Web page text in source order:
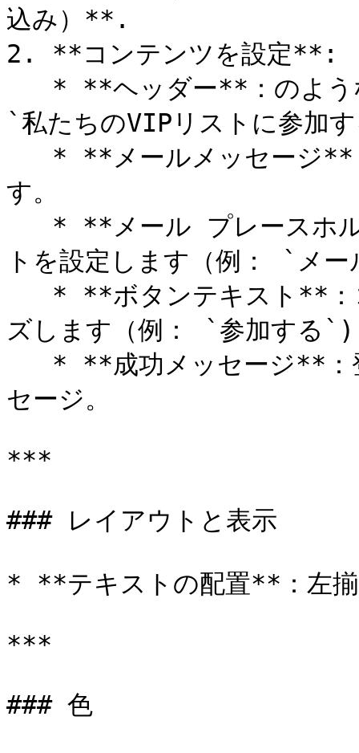
込み）**.
2. **コンテンツを設定**:
`私たちのVIPリストに参加
す。
トを設定します（例： `メ
ズします（例： `参加する
セージ。
***
### レイアウトと表示
* **テキストの配置**：左揃
***
### 色